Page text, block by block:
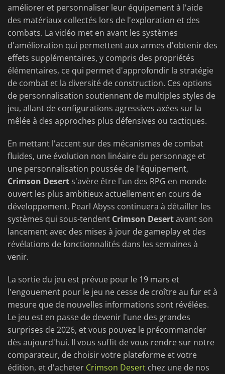
améliorer et personnaliser leur équipement à l'aide
des matériaux collectés lors de l'exploration et des
combats. La vidéo met en avant les systèmes
d'amélioration qui permettent aux armes d'obtenir des
effets supplémentaires, y compris des propriétés
élémentaires, ce qui permet d'approfondir la stratégie
de combat et la diversité de construction. Ces options
de personnalisation soutiennent de multiples styles de
jeu, allant de configurations agressives axées sur la
mêlée à des approches plus défensives ou tactiques.
En mettant l'accent sur des mécanismes de combat
fluides, une évolution non linéaire du personnage et
une personnalisation poussée de l'équipement,
Crimson Desert s'avère être l'un des RPG en monde
ouvert les plus ambitieux actuellement en cours de
développement. Pearl Abyss continuera à détailler les
systèmes qui sous-tendent Crimson Desertavant son
lancement avec des mises à jour de gameplay et des
révélations de fonctionnalités dans les semaines à
venir.
La sortie du jeu est prévue pour le 19 mars et
l'engouement pour le jeu ne cesse de croître au fur et à
mesure que de nouvelles informations sont révélées.
Le jeu est en passe de devenir l'une des grandes
surprises de 2026, et vous pouvez le précommander
dès aujourd'hui. Il vous suffit de vous rendre sur notre
comparateur, de choisir votre plateforme et votre
édition, et d'acheter Crimson Desert chez une de nos